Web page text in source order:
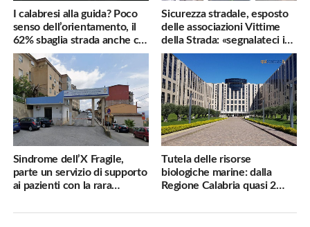
I calabresi alla guida? Poco
senso dell’orientamento, il
62% sbaglia strada anche col
navigatore
Sicurezza stradale, esposto
delle associazioni Vittime
della Strada: «segnalateci i
pericoli, interverremo
subito»
Sindrome dell’X Fragile,
parte un servizio di supporto
ai pazienti con la rara
Tutela delle risorse
biologiche marine: dalla
Regione Calabria quasi 2